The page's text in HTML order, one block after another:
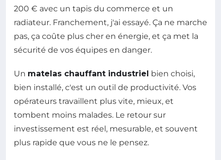
200 € avec un tapis du commerce et un
radiateur. Franchement, j'ai essayé. Ça ne marche
pas, ça coûte plus cher en énergie, et ça met la
sécurité de vos équipes en danger.
Un matelas chauffant industriel bien choisi,
bien installé, c'est un outil de productivité. Vos
opérateurs travaillent plus vite, mieux, et
tombent moins malades. Le retour sur
investissement est réel, mesurable, et souvent
plus rapide que vous ne le pensez.